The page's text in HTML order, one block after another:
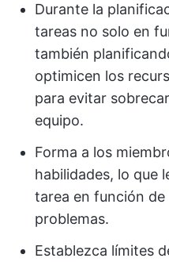
Durante la
tareas no solo en
también
optimicen los
para evitar
equipo.
Forma a los
habilidades, lo que
tarea en función
problemas.
Establezca límites